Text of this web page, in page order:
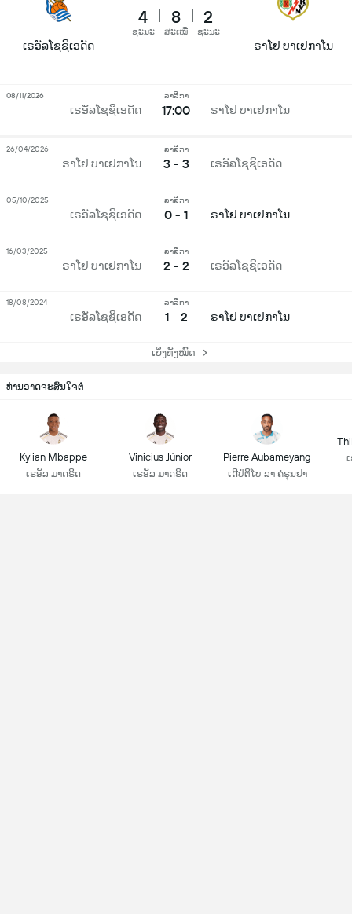
ເຣອັລໂຊຊິເອດັດ
4
ຊະນະ
8
ສະເໝີ
2
ຊະນະ
ຣາໂຢ ບາເຢກາໂນ
ເຣອັລໂຊຊິເອດັດ
ລາລີກາ
17:00 ຣາໂຢ ບາເຢກາໂນ
08/11/2026
ຣາໂຢ ບາເຢກາໂນ
ລາລີກາ
3 - 3 ເຣອັລໂຊຊິເອດັດ
26/04/2026
ເຣອັລໂຊຊິເອດັດ
ລາລີກາ
0 - 1 ຣາໂຢ ບາເຢກາໂນ
05/10/2025
ຣາໂຢ ບາເຢກາໂນ
ລາລີກາ
2 - 2 ເຣອັລໂຊຊິເອດັດ
16/03/2025
ເຣອັລໂຊຊິເອດັດ
ລາລີກາ
1 - 2 ຣາໂຢ ບາເຢກາໂນ
18/08/2024
ເບິ່ງທັງໝົດ
ທ່ານອາດຈະສົນໃຈຕໍ່
Kylian Mbappe
ເຣອັລ ມາດຣິດ
Vinicius Júnior
ເຣອັລ ມາດຣິດ
Pierre Aubameyang
ເດີປໍຕິໂບ ລາ ຄໍຣຸນຢາ